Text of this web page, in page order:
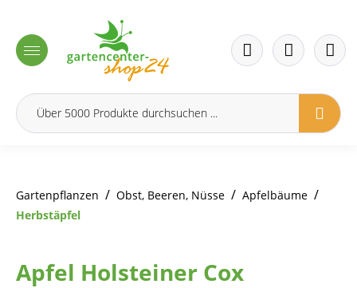
Gartenpflanzen / Obst, Beeren, Nüsse / Apfelbäume /
Herbstäpfel
Apfel Holsteiner Cox